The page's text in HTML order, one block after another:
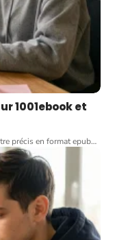
1001ebook et
précis en format epub…